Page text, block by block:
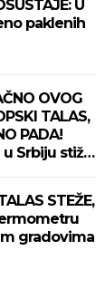
U
paklenih
OVOG
TALAS,
PADA!
Srbiju stiže
STEŽE,
gradovima